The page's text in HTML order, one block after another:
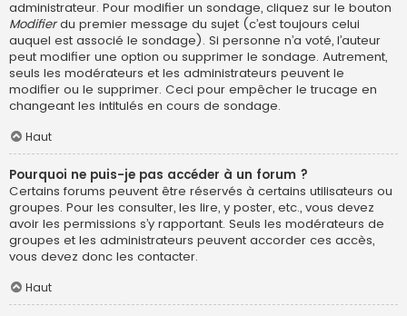
administrateur. Pour modifier un sondage, cliquez sur le bouton
Modifierdu premier message du sujet (c’est toujours celui
auquel est associé le sondage). Si personne n’a voté, l’auteur
peut modifier une option ou supprimer le sondage. Autrement,
seuls les modérateurs et les administrateurs peuvent le
modifier ou le supprimer. Ceci pour empêcher le trucage en
changeant les intitulés en cours de sondage.
Haut
Pourquoi ne puis-je pas accéder à un forum ?
Certains forums peuvent être réservés à certains utilisateurs ou
groupes. Pour les consulter, les lire, y poster, etc., vous devez
avoir les permissions s’y rapportant. Seuls les modérateurs de
groupes et les administrateurs peuvent accorder ces accès,
vous devez donc les contacter.
Haut